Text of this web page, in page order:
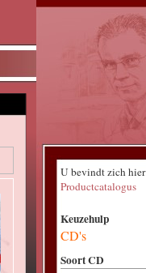
U bevindt zich
Productcatalogus
Keuzehulp
CD's
Soort CD